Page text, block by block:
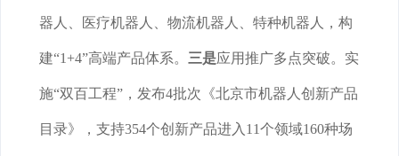
器人、医疗机器人、物流机器人、特种机器人，构
建“1+4”高端产品体系。 三是应用推广多点突破。实
施“双百工程”，发布4批次《北京市机器人创新产品
目录》，支持354个创新产品进入11个领域160种场